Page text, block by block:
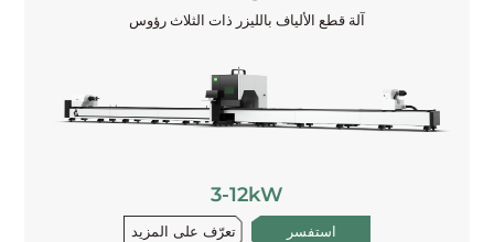
آلة قطع الألياف بالليزر ذات الثلاث رؤوس
3-12kW
تعرّف على المزيد استفسر